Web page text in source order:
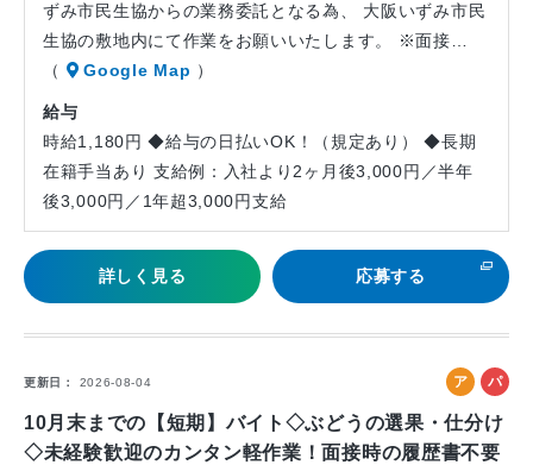
ずみ市民生協からの業務委託となる為、 大阪いずみ市民
生協の敷地内にて作業をお願いいたします。 ※面接…
（
Google Map ）
給与
時給1,180円 ◆給与の日払いOK！（規定あり） ◆長期
在籍手当あり 支給例：入社より2ヶ月後3,000円／半年
後3,000円／1年超3,000円支給
詳しく見る 応募する
更新日 2026-08-04
ア
ル
パ
10月末までの【短期】バイト◇ぶどうの選果・仕分け
◇未経験歓迎のカンタン軽作業！面接時の履歴書不要